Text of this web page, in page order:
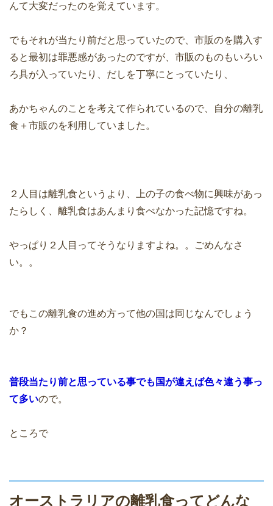
んて大変だったのを覚えています。
でもそれが当たり前だと思っていたので、市販のを購入す
ると最初は罪悪感があったのですが、市販のものもいろい
ろ具が入っていたり、だしを丁寧にとっていたり、
あかちゃんのことを考えて作られているので、自分の離乳
食＋市販のを利用していました。
２人目は離乳食というより、上の子の食べ物に興味があっ
たらしく、離乳食はあんまり食べなかった記憶ですね。
やっぱり２人目ってそうなりますよね。。ごめんなさ
い。。
でもこの離乳食の進め方って他の国は同じなんでしょう
か？
普段当たり前と思っている事でも国が違えば色々違う事っ
て多いので。
ところで
オーストラリアの離乳食ってどんな